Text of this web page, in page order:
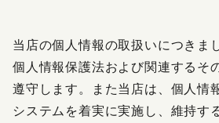
当店の個人情報の取扱いにつきま
個人情報保護法および関連するそ
遵守します。また当店は、個人情
システムを着実に実施し、維持す